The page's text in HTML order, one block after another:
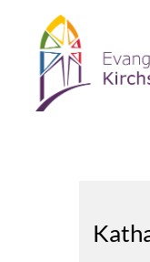
Zum Inhalt springen